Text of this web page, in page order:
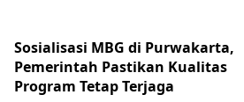
Sosialisasi MBG di Purwakarta,
Pemerintah Pastikan Kualitas
Program Tetap Terjaga